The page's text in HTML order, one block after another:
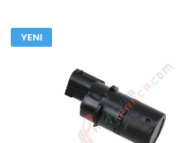
YENI